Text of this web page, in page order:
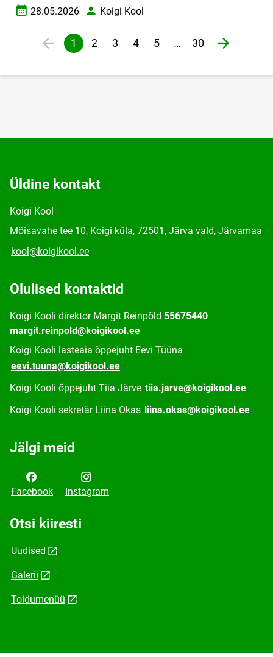
Loomise kuupäev
28.05.2026 AutorKoigi Kool
Lehekülgjaotus
Eelmine lehekülg
Praegune
1 Veebileht
2 Veebileht
3 Veebileht
4 Veebileht
5 … page
30 Järgmine
Üldine kontakt
Koigi Kool
Mõisavahe tee 10, Koigi küla, 72501, Järva vald, Järvamaa
kool@koigikool.ee
Olulised kontaktid
Koigi Kooli direktor Margit Reinpõld 55675440
margit.reinpold@koigikool.ee
Koigi Kooli lasteaia õppejuht Eevi Tüüna
eevi.tuuna@koigikool.ee
Koigi Kooli õppejuht Tiia Järve tiia.jarve@koigikool.ee
Koigi Kooli sekretär Liina Okas liina.okas@koigikool.ee
Jälgi meid
Facebook Instagram
Otsi kiiresti
Uudised
Galerii
Toidumenüü